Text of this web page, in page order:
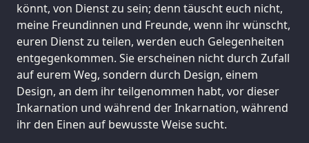
könnt, von Dienst zu sein; denn täuscht euch nicht,
meine Freundinnen und Freunde, wenn ihr wünscht,
euren Dienst zu teilen, werden euch Gelegenheiten
entgegenkommen. Sie erscheinen nicht durch Zufall
auf eurem Weg, sondern durch Design, einem
Design, an dem ihr teilgenommen habt, vor dieser
Inkarnation und während der Inkarnation, während
ihr den Einen auf bewusste Weise sucht.